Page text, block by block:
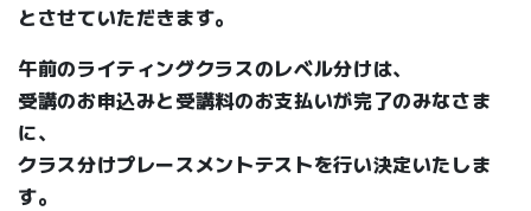
とさせていただきます。
午前のライティングクラスのレベル分けは、
受講のお申込みと受講料のお支払いが完了のみなさま
に、
クラス分けプレースメントテストを行い決定いたしま
す。